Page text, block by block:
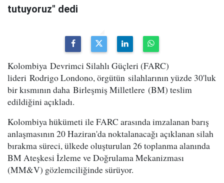
tutuyoruz" dedi
Kolombiya Devrimci Silahlı Güçleri (FARC)
lideri Rodrigo Londono, örgütün silahlarının yüzde 30'luk
bir kısmının daha Birleşmiş Milletlere (BM) teslim
edildiğini açıkladı.
Kolombiya hükümeti ile FARC arasında imzalanan barış
anlaşmasının 20 Haziran'da noktalanacağı açıklanan silah
bırakma süreci, ülkede oluşturulan 26 toplanma alanında
BM Ateşkesi İzleme ve Doğrulama Mekanizması
(MM&V) gözlemciliğinde sürüyor.